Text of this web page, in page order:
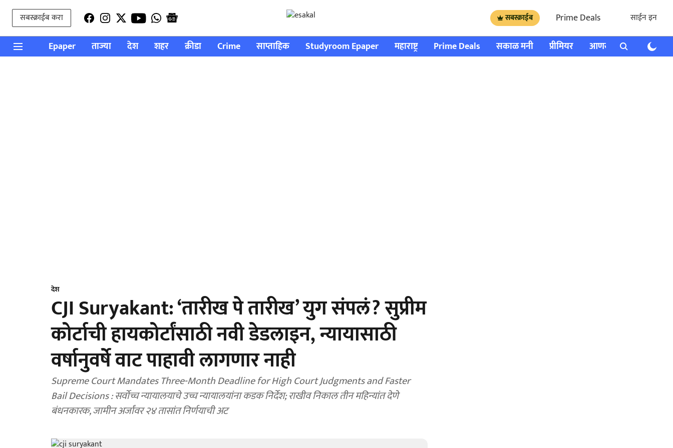
सबस्क्राईब करा सबस्क्राईब Prime Deals साईन इन
Epaper ताज्या देश शहर क्रीडा Crime साप्ताहिक Studyroom Epaper महाराष्ट्र Prime Deals सकाळ मनी प्रीमियर आणखी राशी भविष्य
देश
CJI Suryakant: ‘तारीख पे तारीख’ युग संपलं? सुप्रीम
कोर्टाची हायकोर्टांसाठी नवी डेडलाइन, न्यायासाठी
वर्षानुवर्षे वाट पाहावी लागणार नाही
Supreme Court Mandates Three-Month Deadline for High Court Judgments and Faster
Bail Decisions : सर्वोच्च न्यायालयाचे उच्च न्यायालयांना कडक निर्देश; राखीव निकाल तीन महिन्यांत देणे
बंधनकारक, जामीन अर्जांवर २४ तासांत निर्णयाची अट